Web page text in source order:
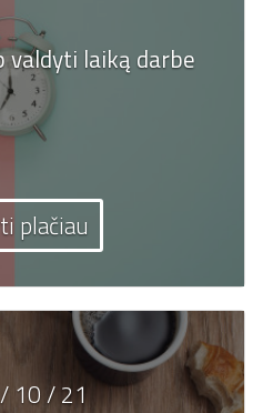
laiką darbe
plačiau
10 / 21